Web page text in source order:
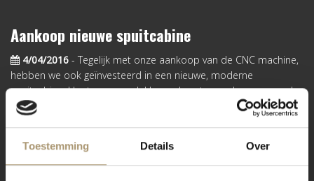
Toestemming Details Over
Aankoop nieuwe spuitcabine
4/04/2016 - Tegelijk met onze aankoop van de CNC machine,
hebben we ook geïnvesteerd in een nieuwe, moderne
spuitcabine. Houten ramen lakken gebeurt nu ook op een veel
efficiëntere manier, wat natuurlijk een enorme tijdsbesparing
met zich meebrengt. Dit om onze klanten nog beter te kunnen